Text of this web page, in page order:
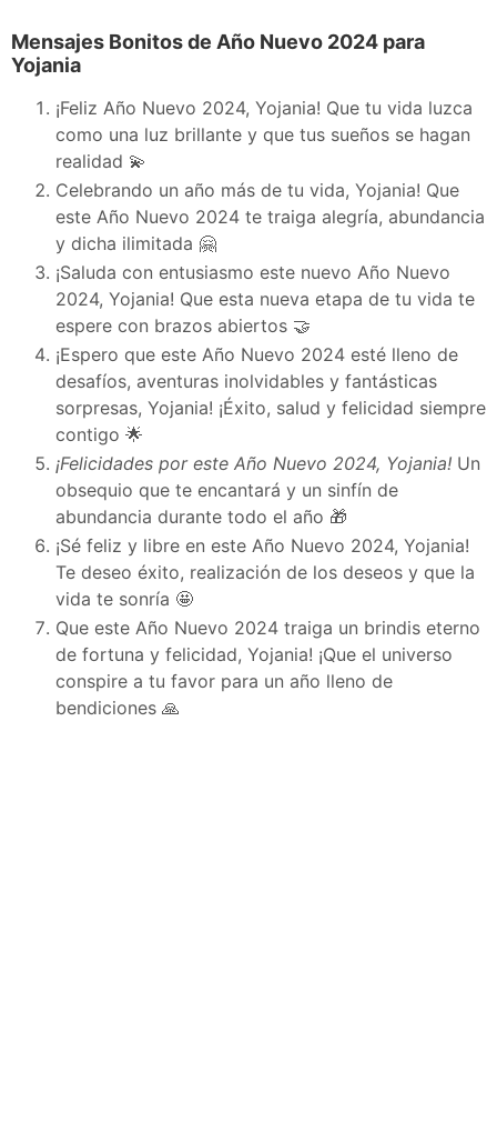
Mensajes Bonitos de Año Nuevo 2024 para
Yojania
¡Feliz Año Nuevo 2024, Yojania! Que tu vida luzca
como una luz brillante y que tus sueños se hagan
realidad 💫
Celebrando un año más de tu vida, Yojania! Que
este Año Nuevo 2024 te traiga alegría, abundancia
y dicha ilimitada 🤗
¡Saluda con entusiasmo este nuevo Año Nuevo
2024, Yojania! Que esta nueva etapa de tu vida te
espere con brazos abiertos 🤝
¡Espero que este Año Nuevo 2024 esté lleno de
desafíos, aventuras inolvidables y fantásticas
sorpresas, Yojania! ¡Éxito, salud y felicidad siempre
contigo 🌟
¡Felicidades por este Año Nuevo 2024, Yojania! Un
obsequio que te encantará y un sinfín de
abundancia durante todo el año 🎁
¡Sé feliz y libre en este Año Nuevo 2024, Yojania!
Te deseo éxito, realización de los deseos y que la
vida te sonría 🤩
Que este Año Nuevo 2024 traiga un brindis eterno
de fortuna y felicidad, Yojania! ¡Que el universo
conspire a tu favor para un año lleno de
bendiciones 🙏